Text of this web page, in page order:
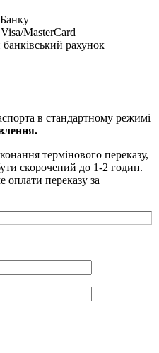
MasterCard
рахунок
в стандартному режимі
термінового переказу,
скорочений до 1-2 годин.
оплати переказу за